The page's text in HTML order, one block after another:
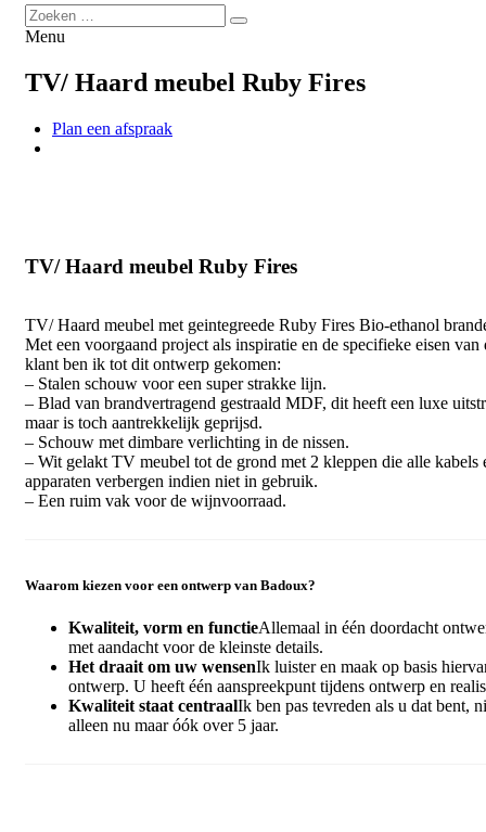
Menu
TV/ Haard meubel Ruby Fires
Plan een afspraak
TV/ Haard meubel Ruby Fires
TV/ Haard meubel met geintegreede Ruby Fires Bio-ethanol
Met een voorgaand project als inspiratie en de specifieke eisen van
klant ben ik tot dit ontwerp gekomen:
– Stalen schouw voor een super strakke lijn.
– Blad van brandvertragend gestraald MDF, dit heeft een luxe
maar is toch aantrekkelijk geprijsd.
– Schouw met dimbare verlichting in de nissen.
– Wit gelakt TV meubel tot de grond met 2 kleppen die alle kabels
apparaten verbergen indien niet in gebruik.
– Een ruim vak voor de wijnvoorraad.
Waarom kiezen voor een ontwerp van Badoux?
Kwaliteit, vorm en functieAllemaal in één doordacht
met aandacht voor de kleinste details.
Het draait om uw wensenIk luister en maak op basis
ontwerp. U heeft één aanspreekpunt tijdens ontwerp en
Kwaliteit staat centraalIk ben pas tevreden als u dat bent,
alleen nu maar óók over 5 jaar.